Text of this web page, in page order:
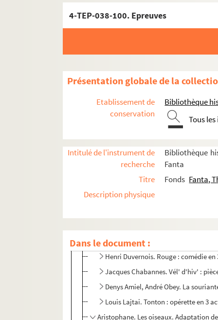
4-TEP-038-100. Epreuves
Présentation globale de la
Etablissement de
conservation
Bibliothèque
Tous
Intitulé de l'instrument de
recherche
Bibliothèque
Fanta
Titre
Fonds Fanta,
Description physique
Dans le document :
1933, novembre
1933, décembre
1934, février
1934, mars
1934, avril
1934, mai
1934, juin
1934, octobre-novembre
1934, décembre
1934, non identifié
1935, janvier
Victor Hugo. Les Burgraves : drame
Henri Duvernois. Rouge : comédie en
Jacques Chabannes. Vél' d'hiv' :
Denys Amiel, André Obey. La
Louis Lajtai. Tonton : opérette en 3
Aristophane. Les oiseaux. Adaptation